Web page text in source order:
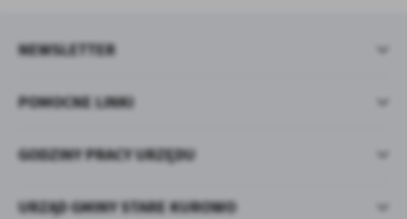
POMOCNE LINKI
NEWSLETTER
GODZINY PRACY URZĘDU
URZĄD GMINY STARE KUROWO